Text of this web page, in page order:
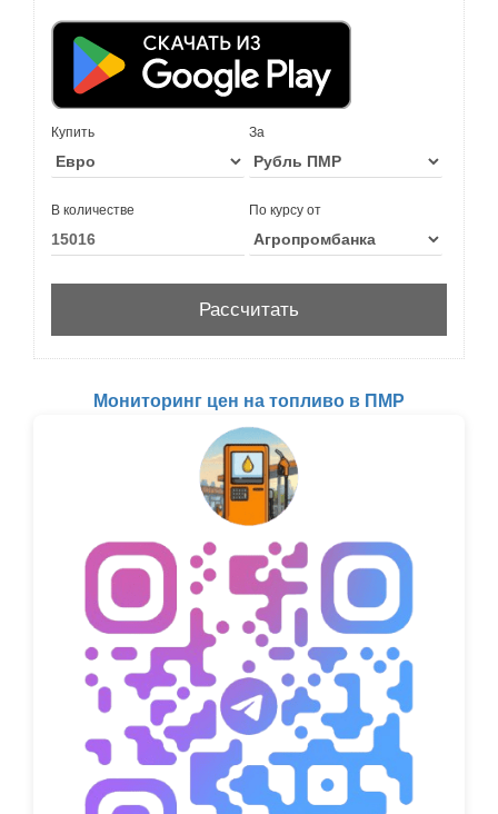
Купить За
В количестве По курсу от
Мониторинг цен на топливо в ПМР